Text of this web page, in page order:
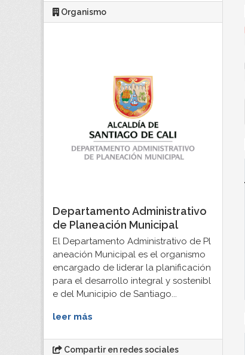
Organismo
Departamento Administrativo
de Planeación Municipal
El Departamento Administrativo de Pl
aneación Municipal es el organismo
encargado de liderar la planificación
para el desarrollo integral y sostenibl
e del Municipio de Santiago...
leer más
Compartir en redes sociales